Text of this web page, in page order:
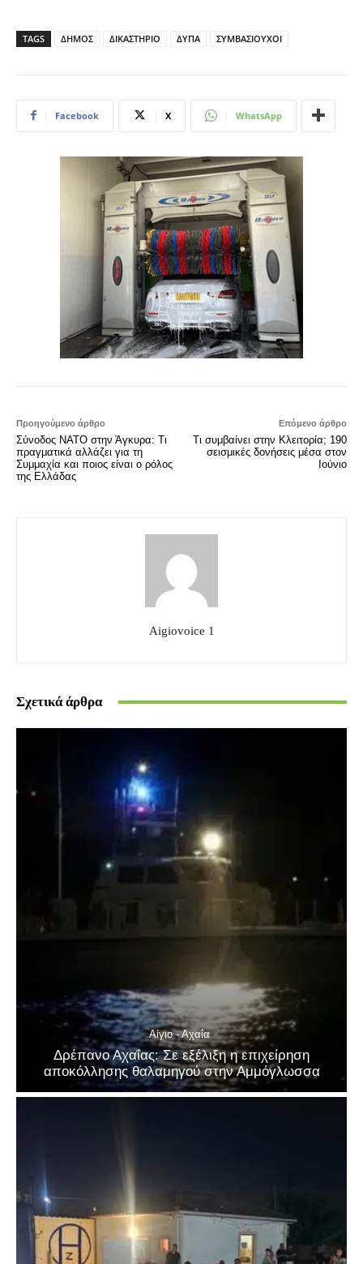
TAGS ΔΗΜΟΣ ΔΙΚΑΣΤΗΡΙΟ ΔΥΠΑ ΣΥΜΒΑΣΙΟΥΧΟΙ
Facebook X WhatsApp
Προηγούμενο άρθρο
Σύνοδος ΝΑΤΟ στην Άγκυρα: Τι
πραγματικά αλλάζει για τη
Συμμαχία και ποιος είναι ο ρόλος
της Ελλάδας
Επόμενο άρθρο
Τι συμβαίνει στην Κλειτορία; 190
σεισμικές δονήσεις μέσα στον
Ιούνιο
Aigiovoice 1
Σχετικά άρθρα
Αίγιο - Αχαΐα
Δρέπανο Αχαΐας: Σε εξέλιξη η επιχείρηση
αποκόλλησης θαλαμηγού στην Αμμόγλωσσα